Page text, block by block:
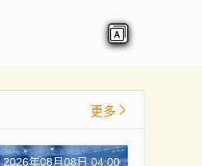
更多
2026年08月08日 04:00